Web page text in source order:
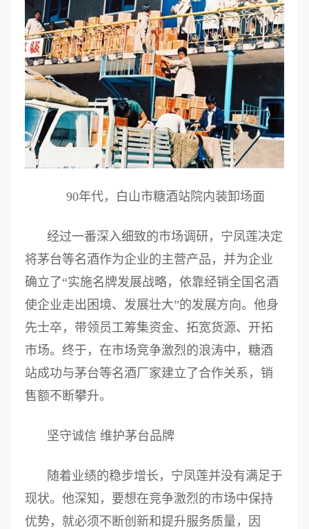
90年代，白山市糖酒站院内装卸场面
经过一番深入细致的市场调研，宁凤莲决定
将茅台等名酒作为企业的主营产品，并为企业
确立了“实施名牌发展战略，依靠经销全国名酒
使企业走出困境、发展壮大”的发展方向。他身
先士卒，带领员工筹集资金、拓宽货源、开拓
市场。终于，在市场竞争激烈的浪涛中，糖酒
站成功与茅台等名酒厂家建立了合作关系，销
售额不断攀升。
坚守诚信 维护茅台品牌
随着业绩的稳步增长，宁凤莲并没有满足于
现状。他深知，要想在竞争激烈的市场中保持
优势，就必须不断创新和提升服务质量，因